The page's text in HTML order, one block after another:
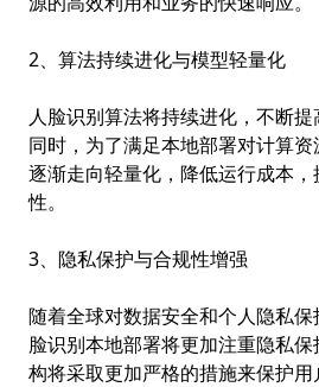
2、算法持续进化与模型轻量化
人脸识别算法将持续进化，不断提
同时，为了满足本地部署对计算
逐渐走向轻量化，降低运行成本
性。
3、隐私保护与合规性增强
随着全球对数据安全和个人隐私
脸识别本地部署将更加注重隐私
构将采取更加严格的措施来保护